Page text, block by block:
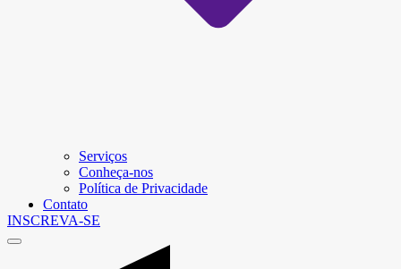
Serviços
Conheça-nos
Política de Privacidade
Contato
INSCREVA-SE